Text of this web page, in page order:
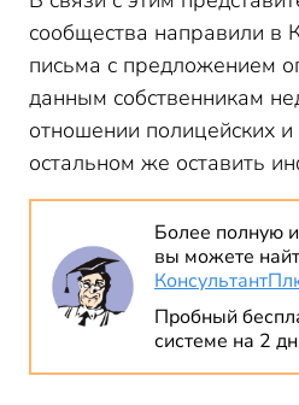
сообщества направили в
письма с предложением
данным собственникам
отношении полицейских
остальном же оставить
Более полную
вы можете
Пробный
системе на 2